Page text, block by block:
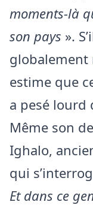
moments-là
son pays ».
globalement
estime que
a pesé lourd
Même son
Ighalo,
qui
Et dans ce